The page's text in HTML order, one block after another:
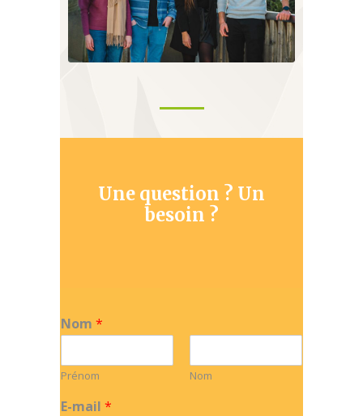
Une question ? Un
besoin ?
Nom *
Prénom Nom
E-mail *